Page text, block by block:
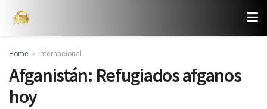
Home Internacional
Afganistán: Refugiados afganos
hoy